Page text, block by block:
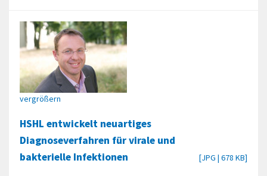
vergrößern
HSHL entwickelt neuartiges
Diagnoseverfahren für virale und
bakterielle Infektionen
[JPG | 678 KB]